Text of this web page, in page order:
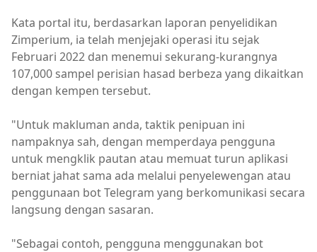
Kata portal itu, berdasarkan laporan penyelidikan
Zimperium, ia telah menjejaki operasi itu sejak
Februari 2022 dan menemui sekurang-kurangnya
107,000 sampel perisian hasad berbeza yang dikaitkan
dengan kempen tersebut.
"Untuk makluman anda, taktik penipuan ini
nampaknya sah, dengan memperdaya pengguna
untuk mengklik pautan atau memuat turun aplikasi
berniat jahat sama ada melalui penyelewengan atau
penggunaan bot Telegram yang berkomunikasi secara
langsung dengan sasaran.
"Sebagai contoh, pengguna menggunakan bot